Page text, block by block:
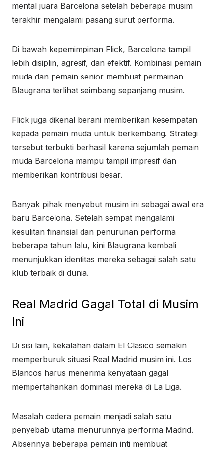
mental juara Barcelona setelah beberapa musim
terakhir mengalami pasang surut performa.
Di bawah kepemimpinan Flick, Barcelona tampil
lebih disiplin, agresif, dan efektif. Kombinasi pemain
muda dan pemain senior membuat permainan
Blaugrana terlihat seimbang sepanjang musim.
Flick juga dikenal berani memberikan kesempatan
kepada pemain muda untuk berkembang. Strategi
tersebut terbukti berhasil karena sejumlah pemain
muda Barcelona mampu tampil impresif dan
memberikan kontribusi besar.
Banyak pihak menyebut musim ini sebagai awal era
baru Barcelona. Setelah sempat mengalami
kesulitan finansial dan penurunan performa
beberapa tahun lalu, kini Blaugrana kembali
menunjukkan identitas mereka sebagai salah satu
klub terbaik di dunia.
Real Madrid Gagal Total di Musim
Ini
Di sisi lain, kekalahan dalam El Clasico semakin
memperburuk situasi Real Madrid musim ini. Los
Blancos harus menerima kenyataan gagal
mempertahankan dominasi mereka di La Liga.
Masalah cedera pemain menjadi salah satu
penyebab utama menurunnya performa Madrid.
Absennya beberapa pemain inti membuat